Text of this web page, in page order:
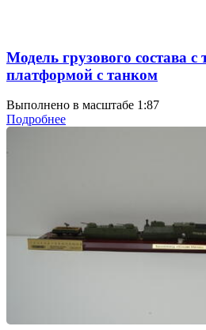
Модель грузового состава
платформой с танком
Выполнено в масштабе 1:87
Подробнее